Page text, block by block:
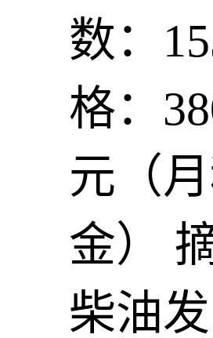
数：
格：
元（
金）
柴油